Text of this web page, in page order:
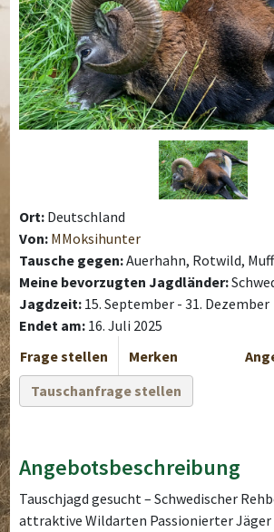
Ort: Deutschland
Von: MMoksihunter
Tausche gegen:Auerhahn, Rotwild,
Meine bevorzugten Jagdländer:
Jagdzeit: 15. September - 31. Dezember
Endet am: 16. Juli 2025
Frage stellen
Merken
Tauschanfrage stellen
Angebotsbeschreibung
Tauschjagd gesucht – Schwedischer
attraktive Wildarten Passionierter Jäger